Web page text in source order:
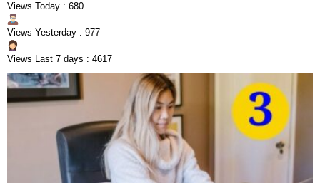
Views Today : 680
Views Yesterday : 977
Views Last 7 days : 4617